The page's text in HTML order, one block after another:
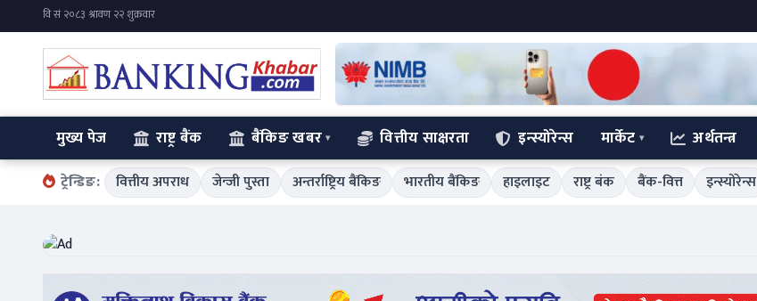
मुख्य पेज राष्ट्र बैंक बैंकिङ खबर वित्तीय साक्षरता इन्स्योरेन्स मार्केट अर्थतन्त्र
ट्रेन्डिङ: वित्तीय अपराध जेन्जी पुस्ता अन्तर्राष्ट्रिय बैंकिङ भारतीय बैंकिङ हाइलाइट राष्ट्र बंक बैंक-वित्त इन्स्योरेन्स